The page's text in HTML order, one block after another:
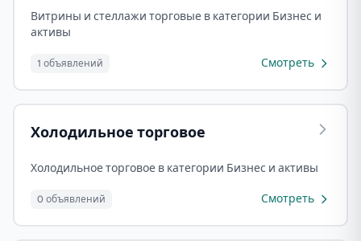
Витрины и стеллажи торговые в категории Бизнес и
активы
1 объявлений Смотреть
Холодильное торговое
Холодильное торговое в категории Бизнес и активы
0 объявлений Смотреть